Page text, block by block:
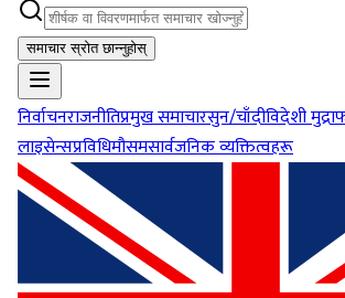
समाचार स्रोत छान्नुहोस्
निर्वाचनराजनीतिप्रमुख समाचारसुन/चाँदीविदेशी मुद्रा
लाइसेन्सप्रविधिमौसमसार्वजनिक व्यक्तित्वहरू